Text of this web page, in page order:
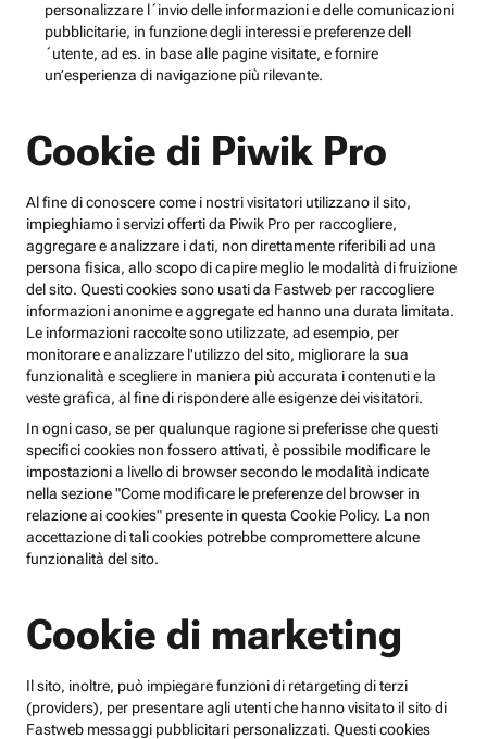
personalizzare l´invio delle informazioni e delle comunicazioni
pubblicitarie, in funzione degli interessi e preferenze dell
´utente, ad es. in base alle pagine visitate, e fornire
un’esperienza di navigazione più rilevante.
Cookie di Piwik Pro
Al fine di conoscere come i nostri visitatori utilizzano il sito,
impieghiamo i servizi offerti da Piwik Pro per raccogliere,
aggregare e analizzare i dati, non direttamente riferibili ad una
persona fisica, allo scopo di capire meglio le modalità di fruizione
del sito. Questi cookies sono usati da Fastweb per raccogliere
informazioni anonime e aggregate ed hanno una durata limitata.
Le informazioni raccolte sono utilizzate, ad esempio, per
monitorare e analizzare l'utilizzo del sito, migliorare la sua
funzionalità e scegliere in maniera più accurata i contenuti e la
veste grafica, al fine di rispondere alle esigenze dei visitatori.
In ogni caso, se per qualunque ragione si preferisse che questi
specifici cookies non fossero attivati, è possibile modificare le
impostazioni a livello di browser secondo le modalità indicate
nella sezione "Come modificare le preferenze del browser in
relazione ai cookies" presente in questa Cookie Policy. La non
accettazione di tali cookies potrebbe compromettere alcune
funzionalità del sito.
Cookie di marketing
Il sito, inoltre, può impiegare funzioni di retargeting di terzi
(providers), per presentare agli utenti che hanno visitato il sito di
Fastweb messaggi pubblicitari personalizzati. Questi cookies